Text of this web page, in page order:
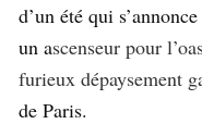
d’un été qui
un ascenseur pour
furieux dépaysement
de Paris.